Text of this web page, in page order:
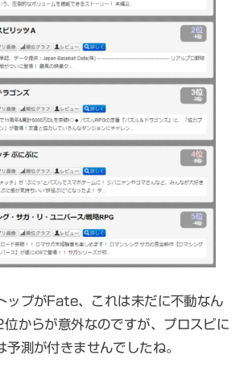
ップがFate、これは未だに不動なん
からが意外なのですが、プロスピに
予測が付きませんでしたね。